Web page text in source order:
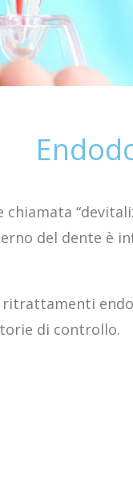
chiamata
del dente è
di controllo.